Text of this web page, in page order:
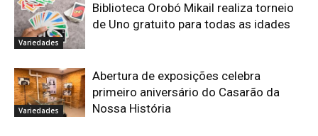
Variedades
Biblioteca Orobó Mikail realiza torneio
de Uno gratuito para todas as idades
Variedades
Abertura de exposições celebra
primeiro aniversário do Casarão da
Nossa História